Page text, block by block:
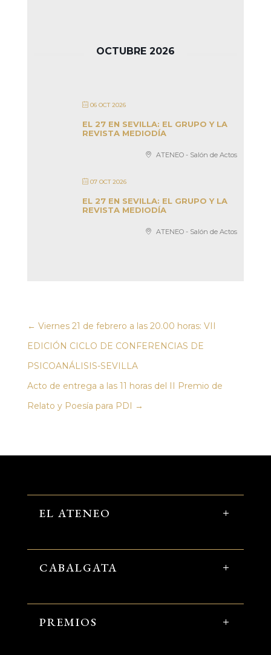
OCTUBRE 2026
06 OCT 2026
EL 27 EN SEVILLA: EL GRUPO Y LA
REVISTA MEDIODÍA
ATENEO - Salón de Actos
07 OCT 2026
EL 27 EN SEVILLA: EL GRUPO Y LA
REVISTA MEDIODÍA
ATENEO - Salón de Actos
← Viernes 21 de febrero a las 20.00 horas: VII
EDICIÓN CICLO DE CONFERENCIAS DE
PSICOANÁLISIS-SEVILLA
Acto de entrega a las 11 horas del II Premio de
Relato y Poesía para PDI →
EL ATENEO
CABALGATA
PREMIOS